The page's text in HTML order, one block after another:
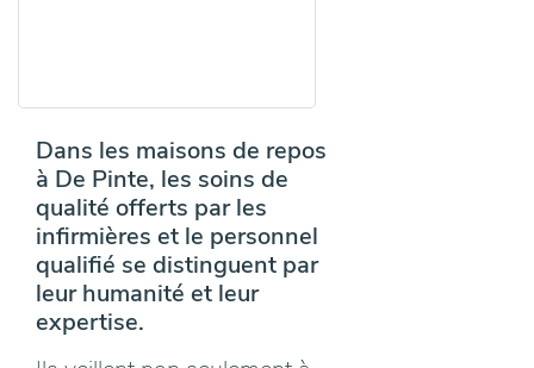
Dans les maisons de repos
à De Pinte, les soins de
qualité offerts par les
infirmières et le personnel
qualifié se distinguent par
leur humanité et leur
expertise.